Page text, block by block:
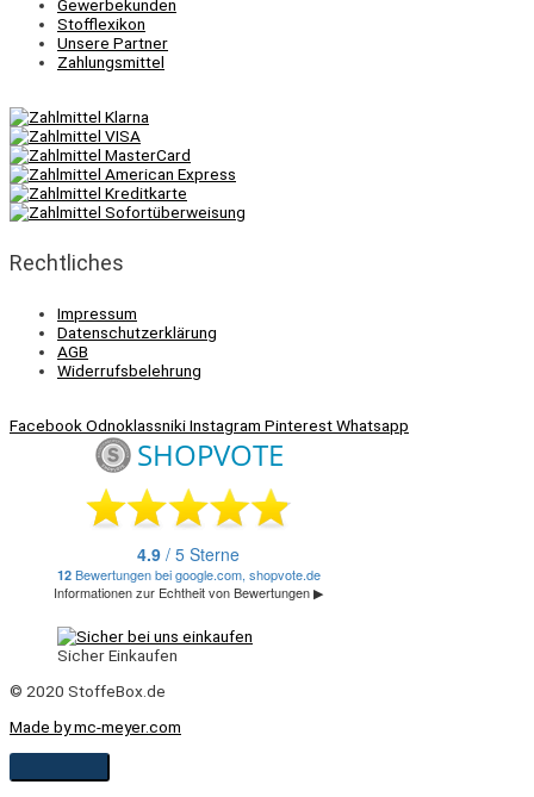
Gewerbekunden
Stofflexikon
Unsere Partner
Zahlungsmittel
Rechtliches
Impressum
Datenschutzerklärung
AGB
Widerrufsbelehrung
FacebookOdnoklassnikiInstagram PinterestWhatsapp
Sicher Einkaufen
© 2020 StoffeBox.de
Made by mc-meyer.com